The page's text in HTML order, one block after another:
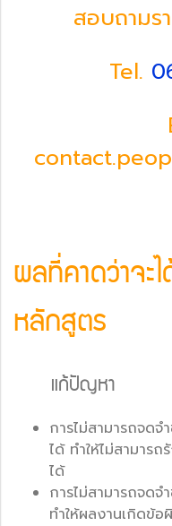
สอบถามร
Tel.
ผลที่คาดว่าจะ
หลักสูตร
แก้ปัญหา
การไม่สามารถจด
ได้ ทำให้ไม่สามาร
ได้
การไม่สามารถจดจ
ทำให้ผลงานเกิดข้